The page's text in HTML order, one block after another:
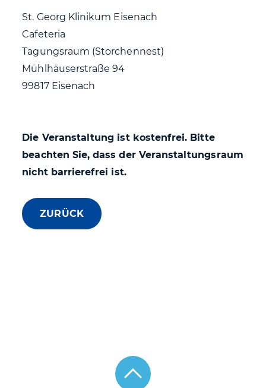
St. Georg Klinikum Eisenach
Cafeteria
Tagungsraum (Storchennest)
Mühlhäuserstraße 94
99817 Eisenach
Die Veranstaltung ist kostenfrei. Bitte
beachten Sie, dass der Veranstaltungsraum
nicht barrierefrei ist.
ZURÜCK